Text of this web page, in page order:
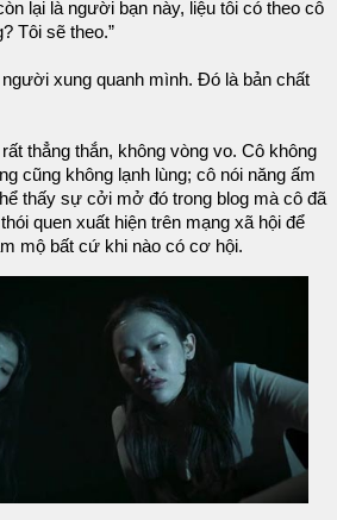
lại là người bạn này, liệu tôi có theo cô
Tôi sẽ theo.”
xung quanh mình. Đó là bản chất
thẳng thắn, không vòng vo. Cô không
cũng không lạnh lùng; cô nói năng ấm
thấy sự cởi mở đó trong blog mà cô đã
quen xuất hiện trên mạng xã hội để
mộ bất cứ khi nào có cơ hội.